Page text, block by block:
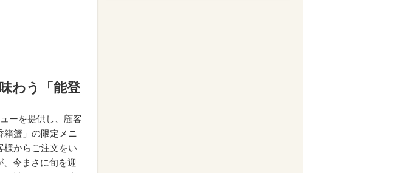
わう「能登
ーを提供し、顧客
蟹」の限定メニ
様からご注文をい
、今まさに旬を迎